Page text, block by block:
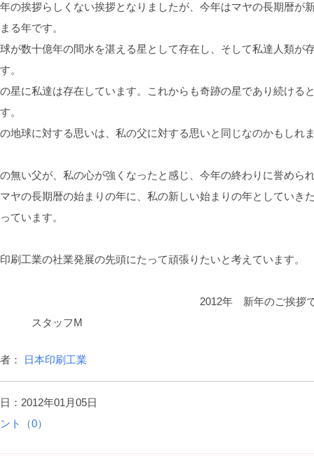
挨拶らしくない挨拶となりましたが、今年はマヤの長期暦が
る年です。
数十億年の間水を湛える星として存在し、そして私達人類が
。
星に私達は存在しています。これからも奇跡の星であり続ける
。
球に対する思いは、私の父に対する思いと同じなのかもしれ
無い父が、私の心が強くなったと感じ、今年の終わりに誉めら
ヤの長期暦の始まりの年に、私の新しい始まりの年としていき
ています。
刷工業の社業発展の先頭にたって頑張りたいと考えています。
年 新年のご挨拶で
スタッフM
： 日本印刷工業
：2012年01月05日
ト（0）